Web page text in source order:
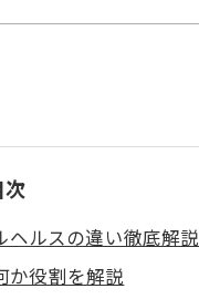
次
ヘルスの違い徹底解説
か役割を解説